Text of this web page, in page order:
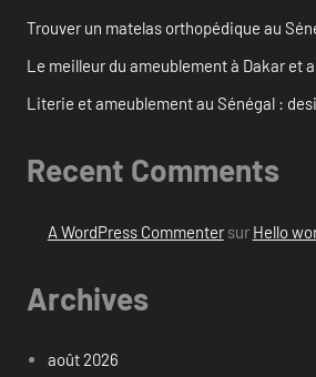
Trouver un matelas orthopédique au
Le meilleur du ameublement à Dakar et
Literie et ameublement au Sénégal :
Recent Comments
A WordPress Commentersur Hello
Archives
août 2026